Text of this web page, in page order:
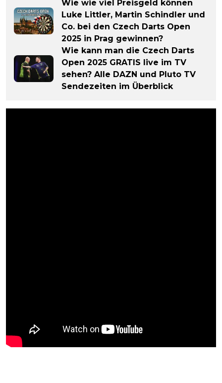
Wie wie viel Preisgeld können
Luke Littler, Martin Schindler und
Co. bei den Czech Darts Open
2025 in Prag gewinnen?
Wie kann man die Czech Darts
Open 2025 GRATIS live im TV
sehen? Alle DAZN und Pluto TV
Sendezeiten im Überblick